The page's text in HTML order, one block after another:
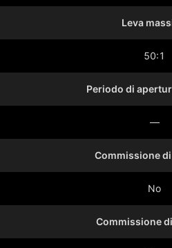
Leva
50:1
Periodo di
—
Commissione
No
Commissione